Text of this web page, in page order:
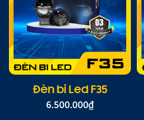
Đèn bi Led F35
6.500.000₫